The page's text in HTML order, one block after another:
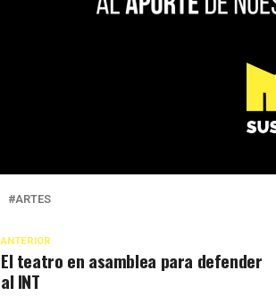
ARTES
ANTERIOR
El teatro en asamblea para defender
al INT